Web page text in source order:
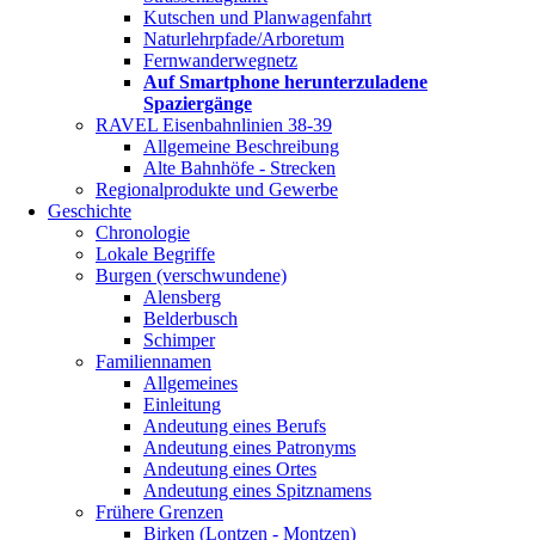
Kutschen und Planwagenfahrt
Naturlehrpfade/Arboretum
Fernwanderwegnetz
Auf Smartphone herunterzuladene
Spaziergänge
RAVEL Eisenbahnlinien 38-39
Allgemeine Beschreibung
Alte Bahnhöfe - Strecken
Regionalprodukte und Gewerbe
Geschichte
Chronologie
Lokale Begriffe
Burgen (verschwundene)
Alensberg
Belderbusch
Schimper
Familiennamen
Allgemeines
Einleitung
Andeutung eines Berufs
Andeutung eines Patronyms
Andeutung eines Ortes
Andeutung eines Spitznamens
Frühere Grenzen
Birken (Lontzen - Montzen)